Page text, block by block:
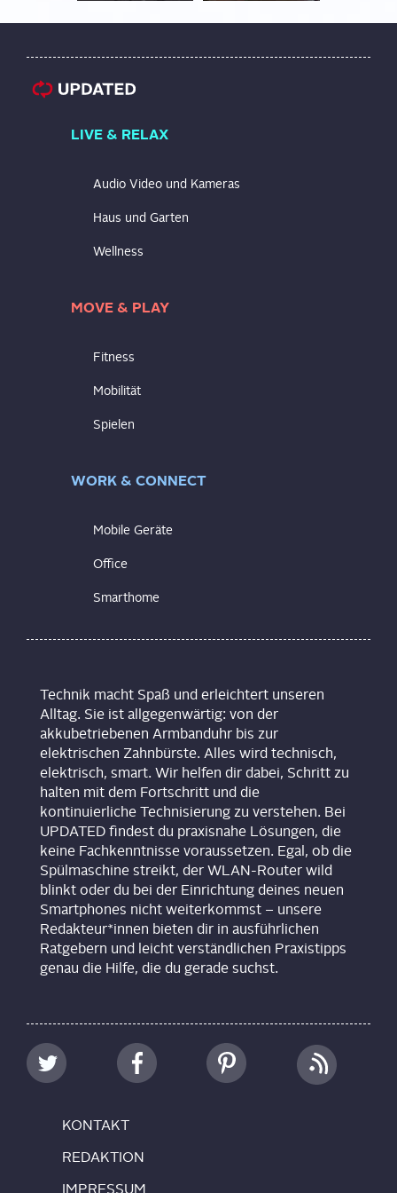
LIVE & RELAX
Audio Video und Kameras
Haus und Garten
Wellness
MOVE & PLAY
Fitness
Mobilität
Spielen
WORK & CONNECT
Mobile Geräte
Office
Smarthome
Technik macht Spaß und erleichtert unseren
Alltag. Sie ist allgegenwärtig: von der
akkubetriebenen Armbanduhr bis zur
elektrischen Zahnbürste. Alles wird technisch,
elektrisch, smart. Wir helfen dir dabei, Schritt zu
halten mit dem Fortschritt und die
kontinuierliche Technisierung zu verstehen. Bei
UPDATED findest du praxisnahe Lösungen, die
keine Fachkenntnisse voraussetzen. Egal, ob die
Spülmaschine streikt, der WLAN-Router wild
blinkt oder du bei der Einrichtung deines neuen
Smartphones nicht weiterkommst – unsere
Redakteur*innen bieten dir in ausführlichen
Ratgebern und leicht verständlichen Praxistipps
genau die Hilfe, die du gerade suchst.
KON­TAKT
REDAK­TI­ON
IMPRES­SUM